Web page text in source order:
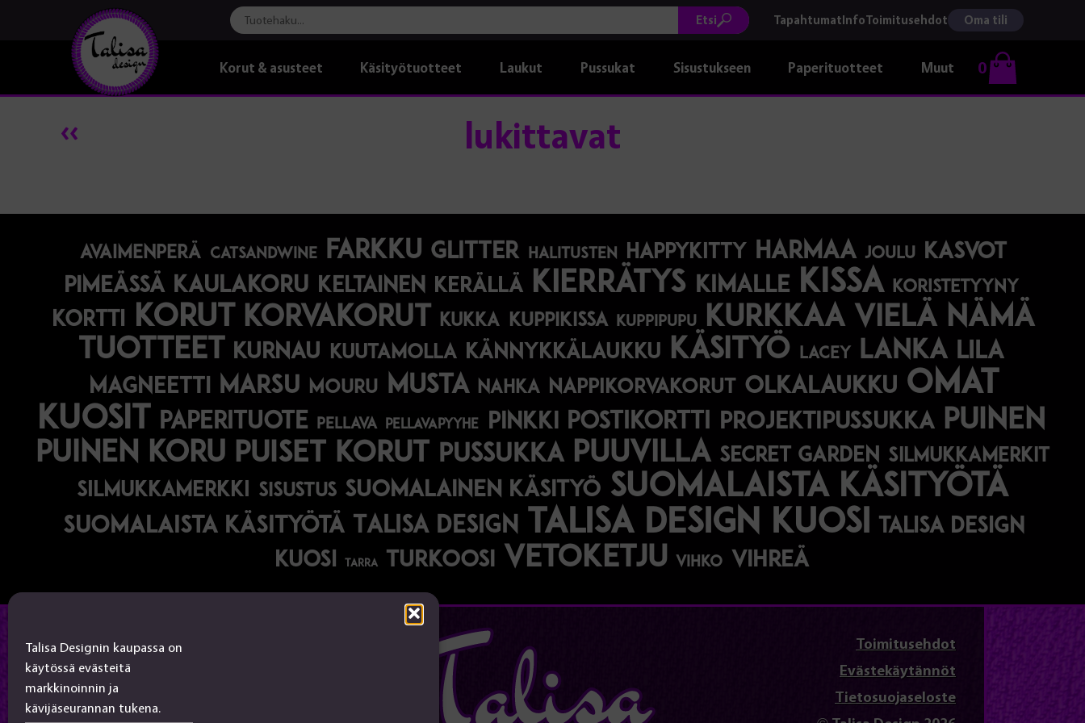
Talisa Designin kaupassa on
käytössä evästeitä
markkinoinnin ja
kävijäseurannan tukena.
Etsi TapahtumatInfoToimitusehdot Oma tili
Korut & asusteet Käsityötuotteet Laukut Pussukat Sisustukseen Paperituotteet Muut 0
lukittavat
avaimenperä catsandwine farkku glitter halitusten happykitty harmaa joulu
Kasvot
pimeässä kaulakoru keltainen kerällä kierrätys kimalle kissa koristetyyny
kortti korut korvakorut kukka kuppikissa kuppipupu
Kurkkaa vielä nämä
tuotteet
kurnau kuutamolla kännykkälaukku käsityö lacey lanka lila
magneetti marsu mouru musta nahka nappikorvakorut olkalaukku omat
kuosit
paperituote pellava pellavapyyhe pinkki postikortti projektipussukka puinen
puinen koru puiset korut pussukka puuvilla secret garden silmukkamerkit
silmukkamerkki sisustus suomalainen käsityö suomalaista käsityötä
suomalaista käsityötä Talisa Design talisa design kuosi
talisa design
kuosi
tarra turkoosi vetoketju vihko vihreä
Talisa Design
tanjalusua@gmail.com
Toimitusehdot
Evästekäytännöt
Tietosuojaseloste